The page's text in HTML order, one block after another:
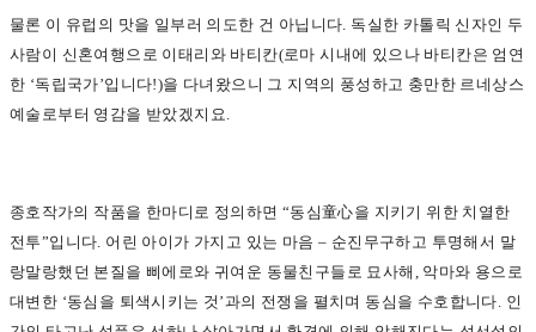
물론 이 유럽의 맛을 일부러 의도한 건 아닙니다. 독실한 카톨릭 신자인 두
사람이 신혼여행으로 이태리와 바티칸(로마 시내에 있으나 바티칸은 엄연
한 ‘독립국가’입니다!)을 다녀왔으니 그 지역의 풍성하고 충만한 르네상스
예술로부터 영감을 받았겠지요.
종호작가의 작품을 한마디로 정의하면 “동심童心을 지키기 위한 치열한
전투”입니다. 어린 아이가 가지고 있는 마음 – 순진무구하고 투명해서 말
랑말랑했던 본질을 삐에로와 귀여운 동물친구들로 묘사해, 악마와 용으로
대변한 ‘동심을 퇴색시키는 것’과의 전쟁을 펼치며 동심을 수호합니다. 인